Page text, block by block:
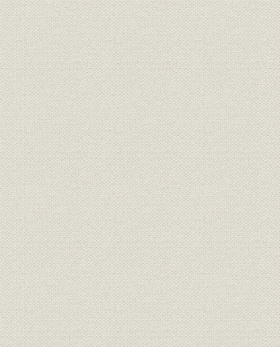
1. 池袋―虎ノ門―汐留
2. ペーパーダイエット
3. 文化施設
4. 社内レストラン
5. ビル管理
第2章 HOPEシステム
第1節 フレンズ後継構築へ
1. システム計画室が発足
2. 画像システムの開発
3. フレンズが幕閉じる